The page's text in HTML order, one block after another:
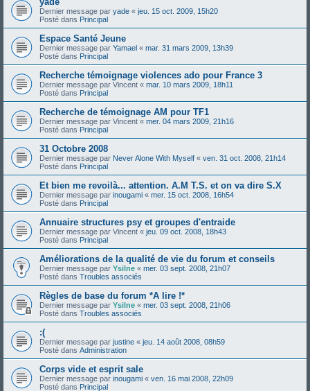
Dernier message par yade « jeu. 15 oct. 2009, 15h20
Posté dans Principal
Espace Santé Jeune
Dernier message par Yamael « mar. 31 mars 2009, 13h39
Posté dans Principal
Recherche témoignage violences ado pour France 3
Dernier message par Vincent « mar. 10 mars 2009, 18h11
Posté dans Principal
Recherche de témoignage AM pour TF1
Dernier message par Vincent « mer. 04 mars 2009, 21h16
Posté dans Principal
31 Octobre 2008
Dernier message par Never Alone With Myself « ven. 31 oct. 2008, 21h14
Posté dans Principal
Et bien me revoilà... attention. A.M T.S. et on va dire S.X
Dernier message par inougami « mer. 15 oct. 2008, 16h54
Posté dans Principal
Annuaire structures psy et groupes d'entraide
Dernier message par Vincent « jeu. 09 oct. 2008, 18h43
Posté dans Principal
Améliorations de la qualité de vie du forum et conseils
Dernier message par Ysilne « mer. 03 sept. 2008, 21h07
Posté dans Troubles associés
Règles de base du forum *A lire !*
Dernier message par Ysilne « mer. 03 sept. 2008, 21h06
Posté dans Troubles associés
:(
Dernier message par justine « jeu. 14 août 2008, 08h59
Posté dans Administration
Corps vide et esprit sale
Dernier message par inougami « ven. 16 mai 2008, 22h09
Posté dans Principal